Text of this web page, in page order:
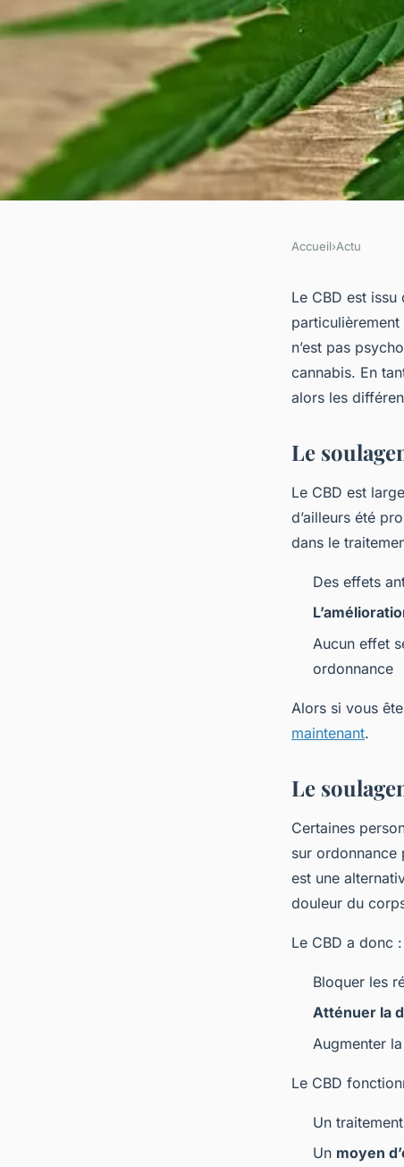
La consommation
l'amélioration de la
Accueil›Actu
Le CBD est
n’est pas
cannabis. En
alors les
Le
Le CBD est
d’ailleurs été
dans le
Des effets
Aucun effet
ordonnance
Alors si vous
maintenant.
Le
Certaines
sur ordonnance
est une
douleur du
Le CBD a donc :
Bloquer les
Atténuer la
Augmenter
Le CBD
Un
Un moyen